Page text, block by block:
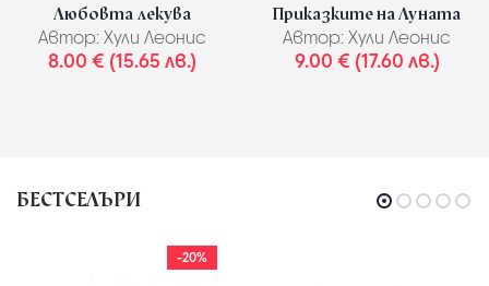
Любовта лекува
Автор: Хули Леонис
8.00 € (15.65 лв.)
Приказките на Луната
Автор: Хули Леонис
9.00 € (17.60 лв.)
БЕСТСЕЛЪРИ
-20%